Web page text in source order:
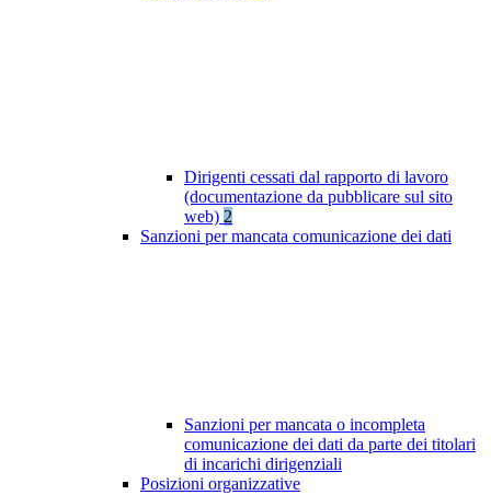
Dirigenti cessati dal rapporto di lavoro
(documentazione da pubblicare sul sito
web) 2
Sanzioni per mancata comunicazione dei dati
Sanzioni per mancata o incompleta
comunicazione dei dati da parte dei titolari
di incarichi dirigenziali
Posizioni organizzative